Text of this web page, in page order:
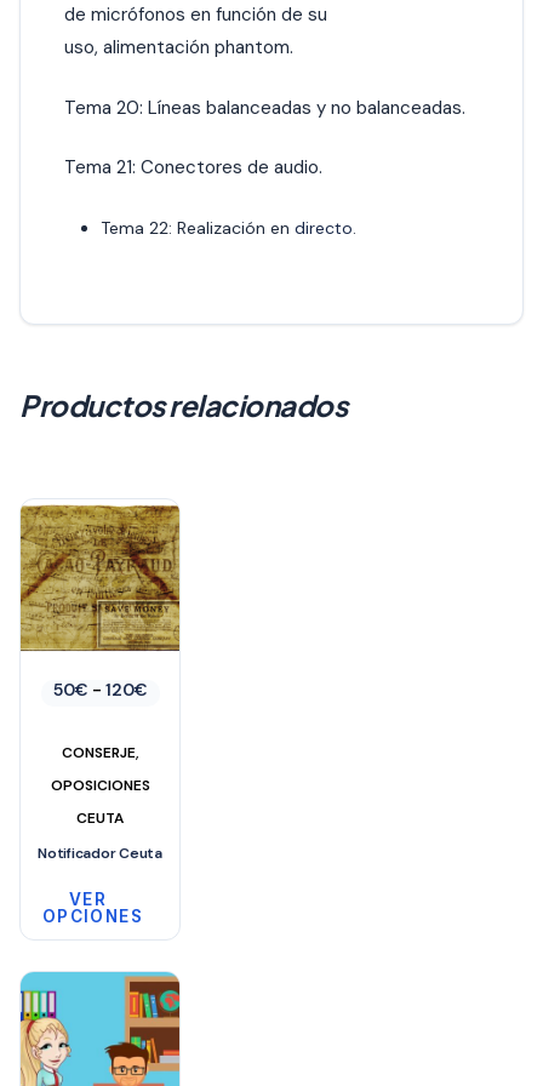
de micrófonos en función de su
uso, alimentación phantom.
Tema 20: Líneas balanceadas y no balanceadas.
Tema 21: Conectores de audio.
Tema 22: Realización en directo.
Productos relacionados
50€ - 120€Rango
hasta
CONSERJE,
OPOSICIONES
CEUTA
Notificador Ceuta
VER
OPCIONES
producto
tiene
múltiples
variantes.